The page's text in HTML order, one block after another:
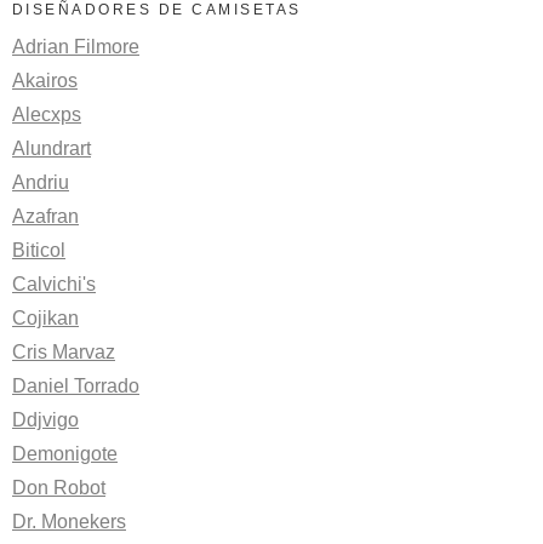
DISEÑADORES DE CAMISETAS
Adrian Filmore
Akairos
Alecxps
Alundrart
Andriu
Azafran
Biticol
Calvichi's
Cojikan
Cris Marvaz
Daniel Torrado
Ddjvigo
Demonigote
Don Robot
Dr. Monekers